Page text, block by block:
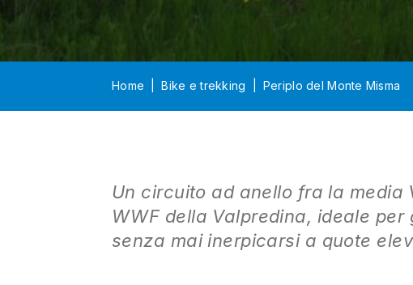
Home Bike e trekking Periplo del Monte Misma
Un circuito ad anello fra la media
WWF della Valpredina, ideale
senza mai inerpicarsi a quote